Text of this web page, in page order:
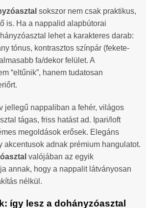
sokszor nem csak praktikus,
is. Ha a nappalid alapbútorai
lehet a karakteres darab:
tónus, kontrasztos színpár (fekete-
fa/dekor felület. A
“eltűnik”, hanem tudatosan
jellegű nappaliban a fehér, világos
tágas, friss hatást ad. Ipari/loft
megoldások erősek. Elegáns
akcentusok adnak prémium hangulatot.
valójában az egyik
annak, hogy a nappalit látványosan
nélkül.
így lesz a dohányzóasztal